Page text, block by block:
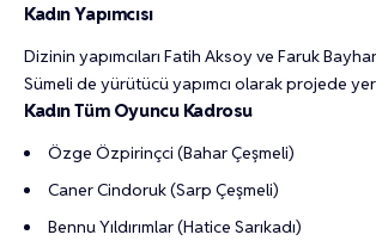
Kadın Yapımcısı
Dizinin yapımcıları Fatih Aksoy ve Faruk
Sümeli de yürütücü yapımcı olarak projede
Kadın Tüm Oyuncu Kadrosu
Özge Özpirinçci (Bahar Çeşmeli)
Caner Cindoruk (Sarp Çeşmeli)
Bennu Yıldırımlar (Hatice Sarıkadı)